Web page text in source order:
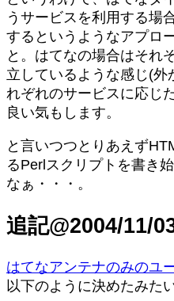
うサービスを利用する場
するというようなアプロ
と。はてなの場合はそれ
立しているような感じ(
れぞれのサービスに応じ
良い気もします。
と言いつつとりあえず
るPerlスクリプトを書き
なぁ・・・。
追記@2004/11/
はてなアンテナのみのユ
以下のように決めたみた